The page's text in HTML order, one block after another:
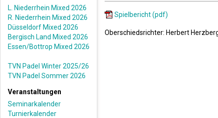
L. Niederrhein Mixed 2026
R. Niederrhein Mixed 2026
Düsseldorf Mixed 2026
Bergisch Land Mixed 2026
Essen/Bottrop Mixed 2026
TVN Padel Winter 2025/26
TVN Padel Sommer 2026
Veranstaltungen
Seminarkalender
Turnierkalender
Spielbericht (pdf)
Oberschiedsrichter: Herbert